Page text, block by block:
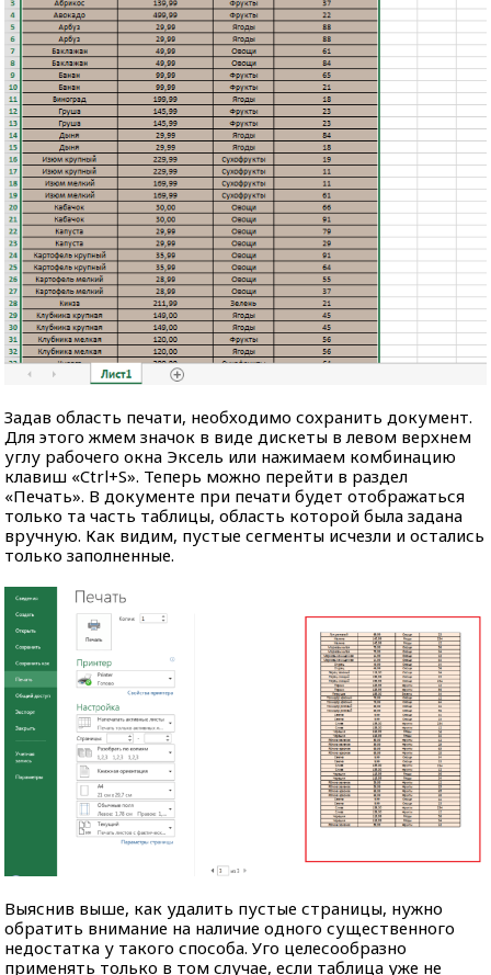
Задав область печати, необходимо сохранить документ.
Для этого жмем значок в виде дискеты в левом верхнем
углу рабочего окна Эксель или нажимаем комбинацию
клавиш «Ctrl+S». Теперь можно перейти в раздел
«Печать». В документе при печати будет отображаться
только та часть таблицы, область которой была задана
вручную. Как видим, пустые сегменты исчезли и остались
только заполненные.
Выяснив выше, как удалить пустые страницы, нужно
обратить внимание на наличие одного существенного
недостатка у такого способа. Уго целесообразно
применять только в том случае, если таблица уже не